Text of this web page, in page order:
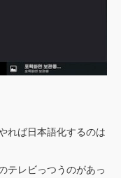
れば日本語化するのは
テレビっつうのがあっ